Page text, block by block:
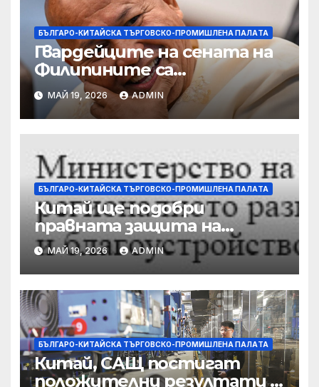
БЪЛГАРО-КИТАЙСКА ТЪРГОВСКО-ПРОМИШЛЕНА ПАЛAТА
Гвардейците на сената на
Филипините са
разследвани за стрелба,
докато сенаторът беглец
бяга
МАЙ 19, 2026 ADMIN
БЪЛГАРО-КИТАЙСКА ТЪРГОВСКО-ПРОМИШЛЕНА ПАЛAТА
Китай ще подобри
правната защита на
предприятията, ще се
съсредоточи върху
борбата с
корпоративната
престъпност
МАЙ 19, 2026 ADMIN
БЪЛГАРО-КИТАЙСКА ТЪРГОВСКО-ПРОМИШЛЕНА ПАЛAТА
Китай, САЩ постигат
положителни резултати в